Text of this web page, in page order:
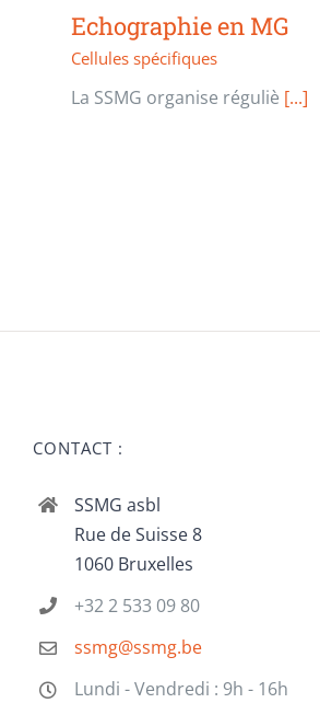
Echographie en MG
Cellules spécifiques
La SSMG organise réguliè [...]
CONTACT :
SSMG asbl
Rue de Suisse 8
1060 Bruxelles
+32 2 533 09 80
ssmg@ssmg.be
Lundi - Vendredi : 9h - 16h